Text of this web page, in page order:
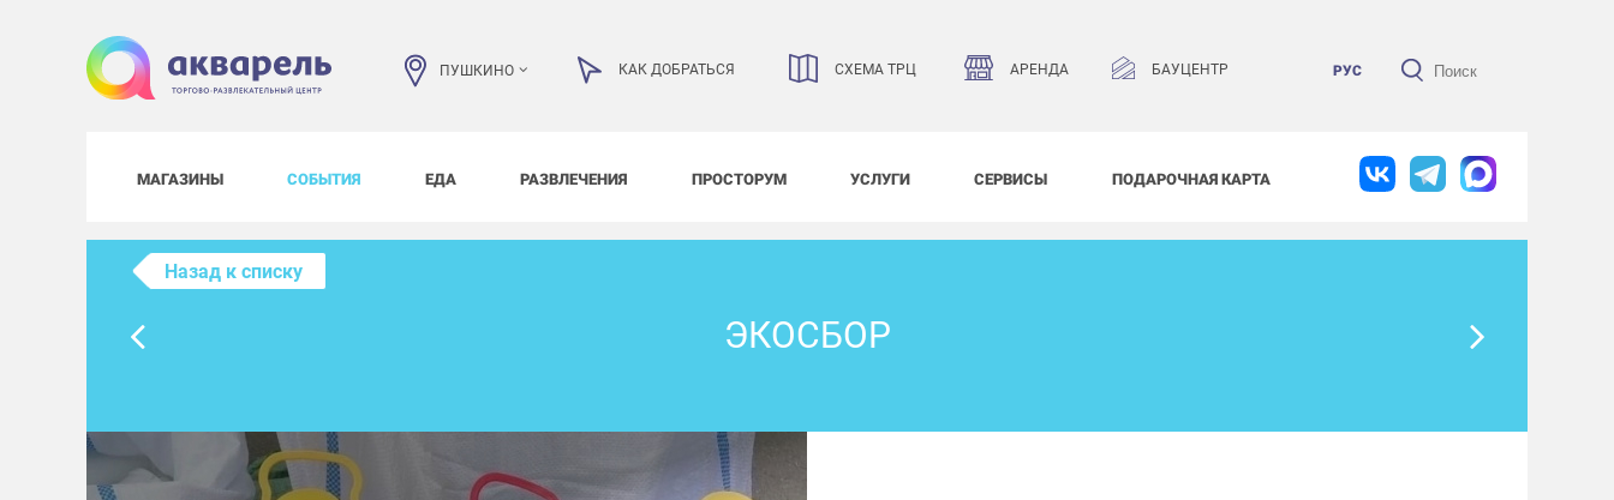
ПУШКИНО КАК ДОБРАТЬСЯ СХЕМА ТРЦ АРЕНДА БАУЦЕНТР РУС
МАГАЗИНЫ СОБЫТИЯ ЕДА РАЗВЛЕЧЕНИЯ ПРОСТОРУМ УСЛУГИ СЕРВИСЫ ПОДАРОЧНАЯ КАРТА
Назад к списку
ЭКОСБОР